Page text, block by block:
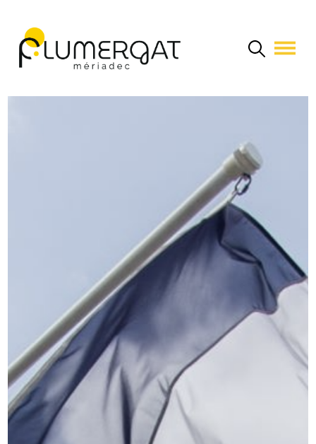
Navigation principale